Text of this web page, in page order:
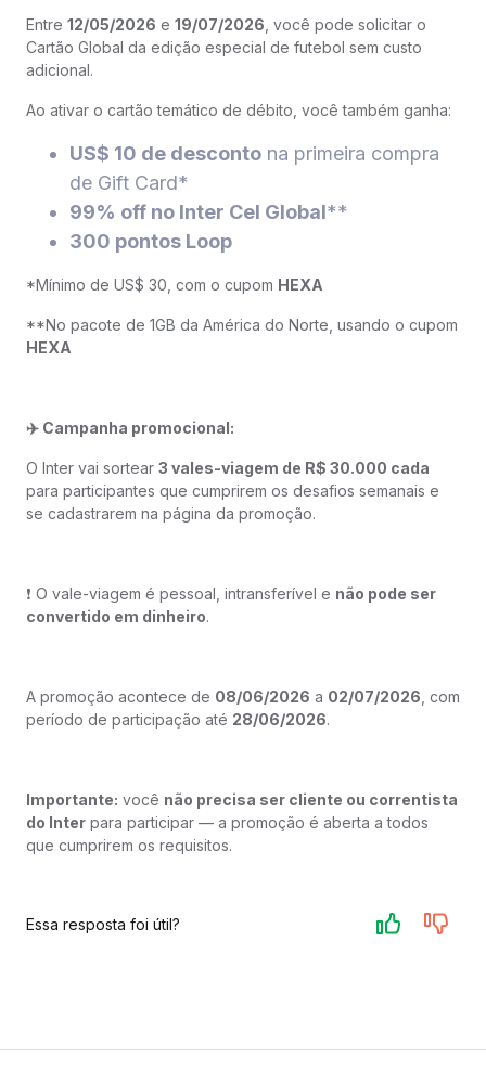
Entre 12/05/2026 e 19/07/2026 , você pode solicitar o
Cartão Global da edição especial de futebol sem custo
adicional.
Ao ativar o cartão temático de débito, você também ganha:
US$ 10 de desconto na primeira compra
de Gift Card*
99% off no Inter Cel Global**
300 pontos Loop
*Mínimo de US$ 30, com o cupom HEXA
**No pacote de 1GB da América do Norte, usando o cupom
HEXA
✈️ Campanha promocional:
O Inter vai sortear 3 vales-viagem de R$ 30.000 cada
para participantes que cumprirem os desafios semanais e
se cadastrarem na página da promoção.
❗ O vale-viagem é pessoal, intransferível e não pode ser
convertido em dinheiro.
A promoção acontece de 08/06/2026 a 02/07/2026 , com
período de participação até 28/06/2026.
Importante: você não precisa ser cliente ou correntista
do Inter para participar — a promoção é aberta a todos
que cumprirem os requisitos.
Essa resposta foi útil?